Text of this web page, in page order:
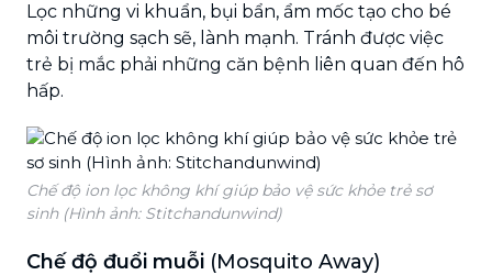
Lọc những vi khuẩn, bụi bẩn, ẩm mốc tạo cho bé
môi trường sạch sẽ, lành mạnh. Tránh được việc
trẻ bị mắc phải những căn bệnh liên quan đến hô
hấp.
Chế độ ion lọc không khí giúp bảo vệ sức khỏe trẻ sơ
sinh (Hình ảnh: Stitchandunwind)
Chế độ đuổi muỗi (Mosquito Away)